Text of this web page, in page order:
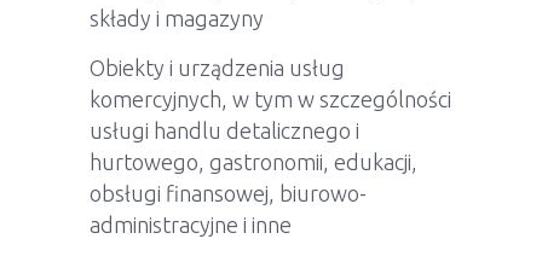
składy i magazyny
Obiekty i urządzenia usług
komercyjnych, w tym w szczególności
usługi handlu detalicznego i
hurtowego, gastronomii, edukacji,
obsługi finansowej, biurowo-
administracyjne i inne